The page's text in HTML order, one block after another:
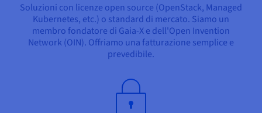
Soluzioni con licenze open source (OpenStack, Managed
Kubernetes, etc.) o standard di mercato. Siamo un
membro fondatore di Gaia-X e dell'Open Invention
Network (OIN). Offriamo una fatturazione semplice e
prevedibile.